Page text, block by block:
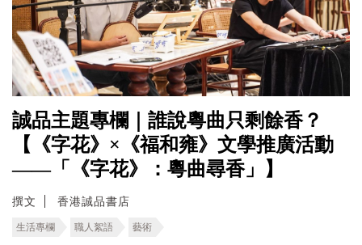
誠品主題專欄｜誰說粵曲只剩餘香？
【《字花》×《福和雍》文學推廣活動
——「《字花》：粵曲尋香」】
撰文 香港誠品書店
生活專欄 職人絮語 藝術